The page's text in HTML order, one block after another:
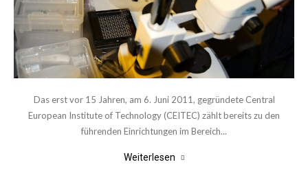
Das erst vor 15 Jahren, am 6. Juni 2011, gegründete Central
European Institute of Technology (CEITEC) zählt bereits zu den
führenden Einrichtungen im Bereich...
Weiterlesen